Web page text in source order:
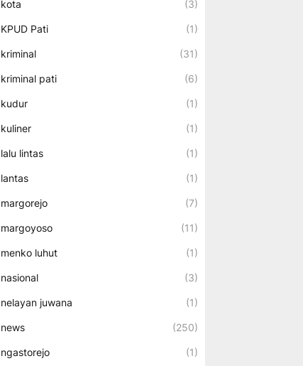
kota (3)
KPUD Pati (1)
kriminal (31)
kriminal pati (6)
kudur (1)
kuliner (1)
lalu lintas (1)
lantas (1)
margorejo (7)
margoyoso (11)
menko luhut (1)
nasional (3)
nelayan juwana (1)
news (250)
ngastorejo (1)